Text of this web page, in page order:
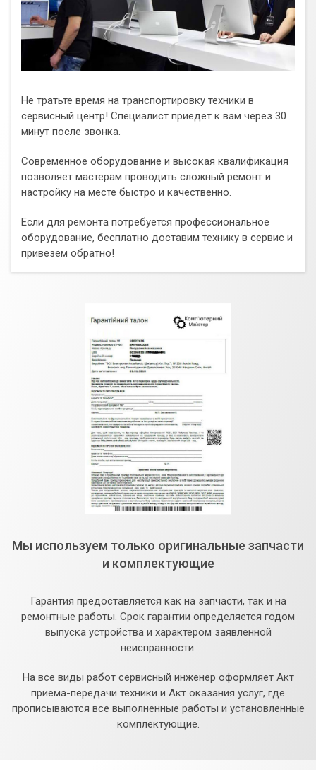
Не тратьте время на транспортировку техники в
сервисный центр! Специалист приедет к вам через 30
минут после звонка.
Современное оборудование и высокая квалификация
позволяет мастерам проводить сложный ремонт и
настройку на месте быстро и качественно.
Если для ремонта потребуется профессиональное
оборудование, бесплатно доставим технику в сервис и
привезем обратно!
Мы используем только оригинальные запчасти
и комплектующие
Гарантия предоставляется как на запчасти, так и на
ремонтные работы. Срок гарантии определяется годом
выпуска устройства и характером заявленной
неисправности.
На все виды работ сервисный инженер оформляет Акт
приема-передачи техники и Акт оказания услуг, где
прописываются все выполненные работы и установленные
комплектующие.